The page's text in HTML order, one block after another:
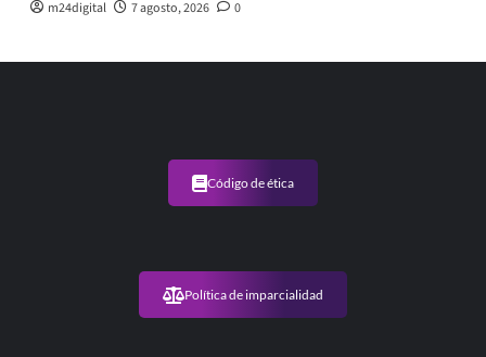
m24digital 7 agosto, 2026 0
Código de ética
Política de imparcialidad